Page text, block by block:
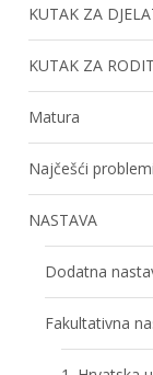
KUTAK ZA
KUTAK ZA
Matura
Najčešći problemi
NASTAVA
Dodatna
Fakultativna